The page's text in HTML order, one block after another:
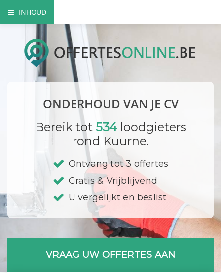
INHOUD
Het belang van een goed onderhoud
Onderhoudswerken
Onderhoud CV is verplicht!
Bedrijf registreren
ONDERHOUD VAN JE CV
Bereik tot 534loodgieters
rond Kuurne.
Ontvang tot 3 offertes
Gratis & Vrijblijvend
U vergelijkt en beslist
VRAAG UW OFFERTES AAN